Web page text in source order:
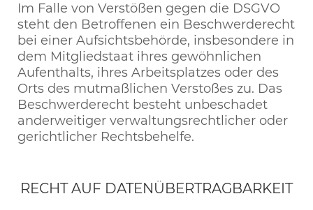
Im Falle von Verstößen gegen die DSGVO
steht den Betroffenen ein Beschwerderecht
bei einer Aufsichtsbehörde, insbesondere in
dem Mitgliedstaat ihres gewöhnlichen
Aufenthalts, ihres Arbeitsplatzes oder des
Orts des mutmaßlichen Verstoßes zu. Das
Beschwerderecht besteht unbeschadet
anderweitiger verwaltungsrechtlicher oder
gerichtlicher Rechtsbehelfe.
RECHT AUF DATENÜBERTRAGBARKEIT